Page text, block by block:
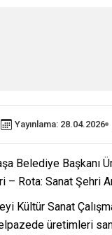
Yayınlama: 28.04.2026
Belediye Başkanı
– Rota: Sanat Şehri
Kültür Sanat
üretimleri